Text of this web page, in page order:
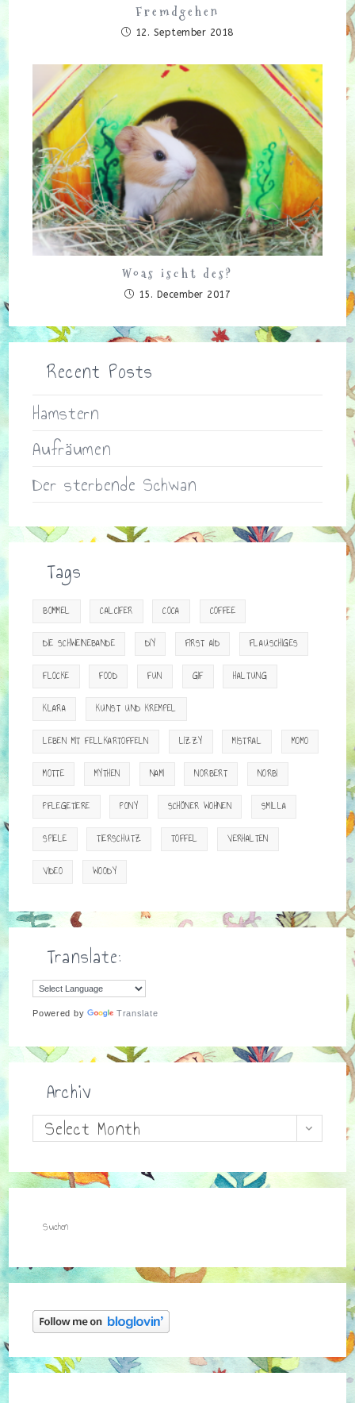
Fremdgehen
12. September 2018
Woas ischt des?
15. December 2017
Recent Posts
Hamstern
Aufräumen
Der sterbende Schwan
Tags
BOMMEL CALCIFER COCA COFFEE
DIE SCHWEINEBANDE DIY FIRST AID FLAUSCHIGES
FLOCKE FOOD FUN GIF HALTUNG
KLARA KUNST UND KREMPEL
LEBEN MIT FELLKARTOFFELN LIZZY MISTRAL MOMO
MOTTE MYTHEN NAMI NORBERT NORBI
PFLEGETIERE PONY SCHÖNER WOHNEN SMILLA
SPIELE TIERSCHUTZ TOFFEL VERHALTEN
VIDEO WOODY
Translate:
Powered by Translate
Archiv
ArchivSelect Month